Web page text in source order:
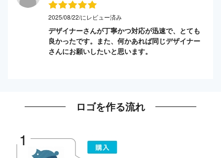
2025/08/22/にレビュー済み
デザイナーさんが丁寧かつ対応が迅速で、とても
良かったです。また、何かあれば同じデザイナー
さんにお願いしたいと思います。
ロゴを作る流れ